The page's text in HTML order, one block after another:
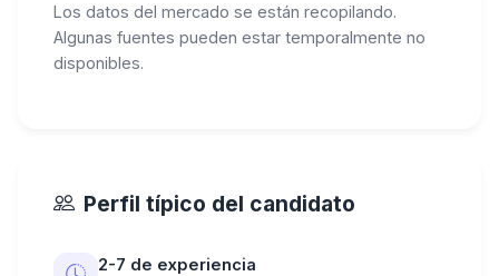
Los datos del mercado se están recopilando.
Algunas fuentes pueden estar temporalmente no
disponibles.
Perfil típico del candidato
2-7 de experiencia